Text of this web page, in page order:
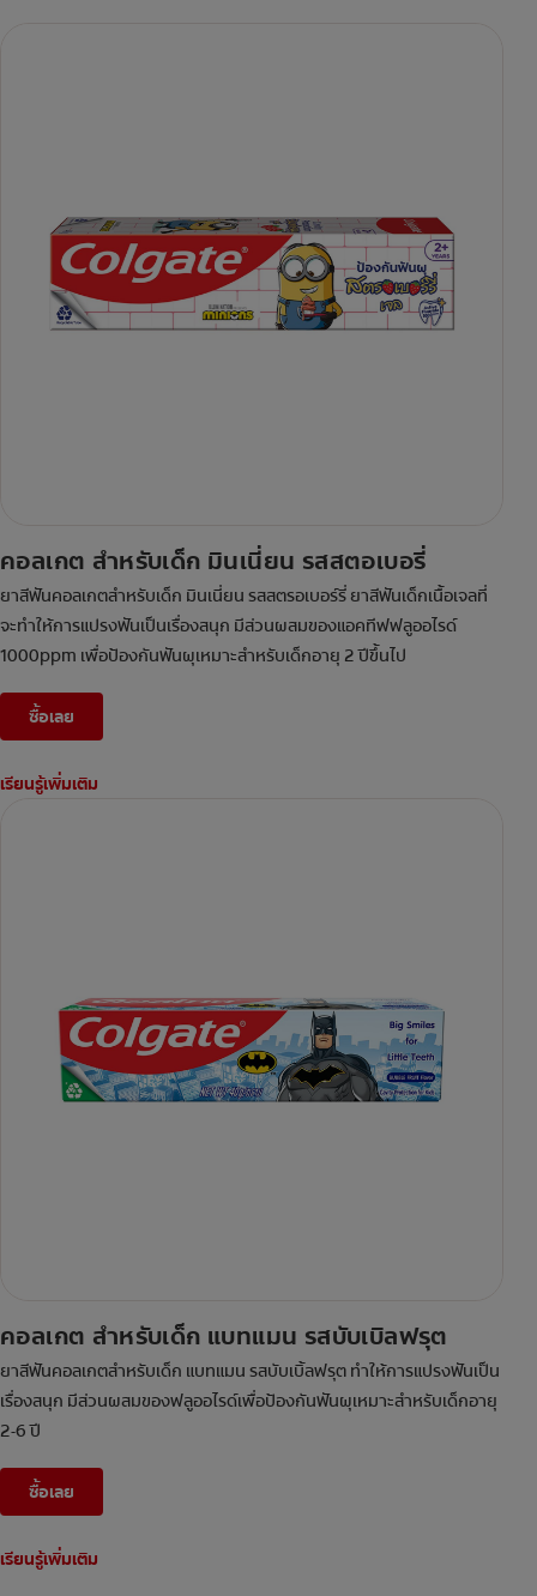
คอลเกต สำหรับเด็ก มินเนี่ยน รสสตอเบอรี่
ยาสีฟันคอลเกตสำหรับเด็ก มินเนี่ยน รสสตรอเบอร์รี่ ยาสีฟันเด็กเนื้อเจลที่
จะทำให้การแปรงฟันเป็นเรื่องสนุก มีส่วนผสมของแอคทีฟฟลูออไรด์
1000ppm เพื่อป้องกันฟันผุเหมาะสำหรับเด็กอายุ 2 ปีขึ้นไป
ซื้อเลย
เรียนรู้เพิ่มเติม
คอลเกต สำหรับเด็ก แบทแมน รสบับเบิลฟรุต
ยาสีฟันคอลเกตสำหรับเด็ก แบทแมน รสบับเบิ้ลฟรุต ทำให้การแปรงฟันเป็น
เรื่องสนุก มีส่วนผสมของฟลูออไรด์เพื่อป้องกันฟันผุเหมาะสำหรับเด็กอายุ
2-6 ปี
ซื้อเลย
เรียนรู้เพิ่มเติม